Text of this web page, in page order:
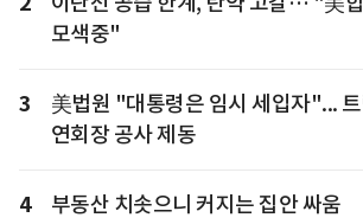
모색중"
3
美법원 "대통령은 임시 세입자"...
연회장 공사 제동
4 부동산 치솟으니 커지는 집안 싸움